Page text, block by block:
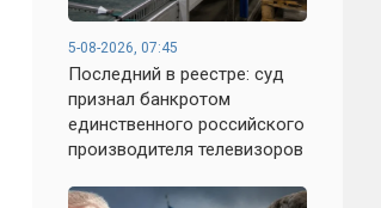
5-08-2026, 07:45
Последний в реестре: суд
признал банкротом
единственного российского
производителя телевизоров